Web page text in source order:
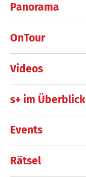
Panorama
OnTour
Videos
s+ im Überblick
Events
Rätsel